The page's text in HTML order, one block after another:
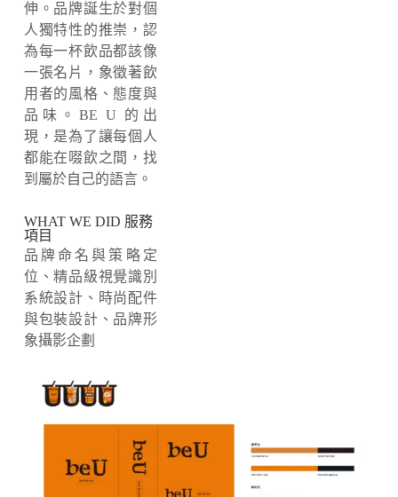
伸。 品牌誕生於對個
人獨特性的推崇， 認
為每一杯飲品都該像
一張名片， 象徵著飲
用者的風格、 態度與
品味。BE U 的出
現， 是為了讓每個人
都能在啜飲之間， 找
到屬於自己的語言。
WHAT WE DID 服務
項目
品牌命名與策略定
位、精品級視覺識別
系統設計、 時尚配件
與包裝設計、 品牌形
象攝影企劃